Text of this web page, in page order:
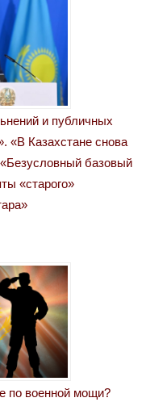
и публичных
«В Казахстане снова
базовый
«старого»
по военной мощи?